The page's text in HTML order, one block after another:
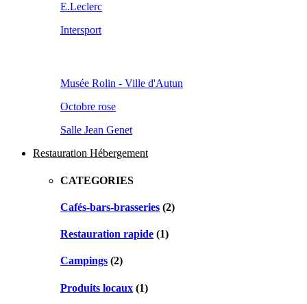
E.Leclerc
Intersport
Musée Rolin - Ville d'Autun
Octobre rose
Salle Jean Genet
Restauration Hébergement
CATEGORIES
Cafés-bars-brasseries (2)
Restauration rapide (1)
Campings (2)
Produits locaux (1)